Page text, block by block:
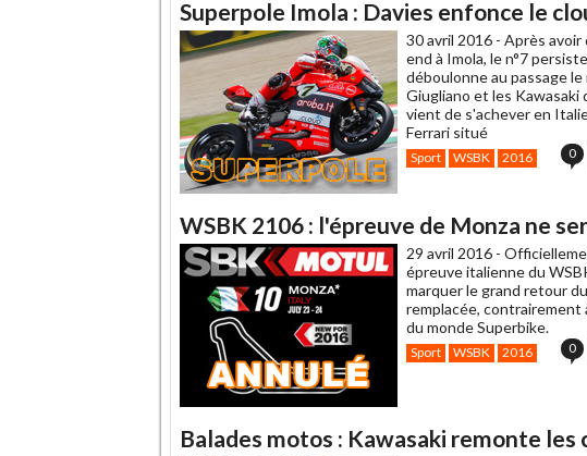
Superpole Imola : Davies enfonce le
30 avril 2016 - Après avoir
end à Imola, le n°7
déboulonne au passage
Giugliano et les Kawasaki
vient de s'achever en
Ferrari situé
Sport WSBK 2016 0
WSBK 2106 : l'épreuve de Monza ne
29 avril 2016 -
épreuve italienne du
marquer le grand retour
remplacée, contrairement
du monde Superbike.
Sport WSBK 2016 0
Balades motos : Kawasaki remonte les